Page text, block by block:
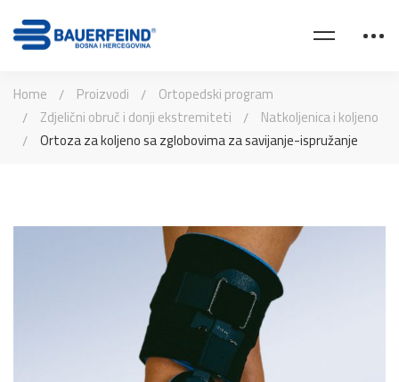
Home Proizvodi
Ortopedski program
Zdjelični obruč i donji ekstremiteti
Natkoljenica i koljeno
Ortoza za koljeno sa zglobovima za savijanje-ispružanje